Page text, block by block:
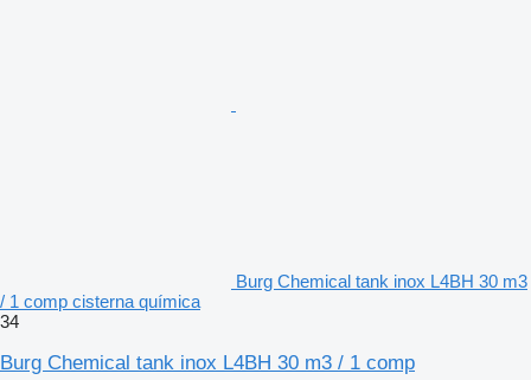
Burg Chemical tank inox L4BH 30 m3
/ 1 comp cisterna química
34
Burg Chemical tank inox L4BH 30 m3 / 1 comp